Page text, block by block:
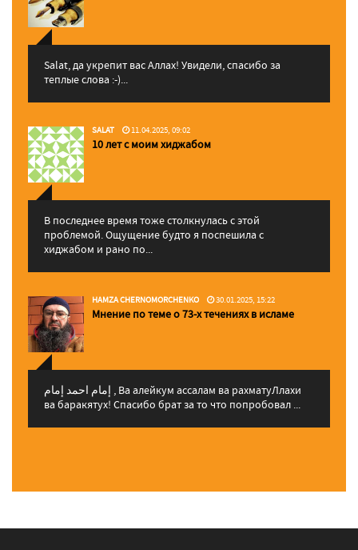
Salat, да укрепит вас Аллаx! Увидели, спасибо за
теплые слова :-)...
SALAT 11.04.2025, 09:02
10 лет с моим хиджабом
В последнее время тоже столкнулась с этой
проблемой. Ощущение будто я поспешила с
хиджабом и рано по...
HAMZA CHERNOMORCHENKO 30.01.2025, 15:22
Мнение по теме о 73-х течениях в исламе
إمام احمد إمام , Ва алейкум ассалам ва рахматуЛлахи
ва баракятух! Спасибо брат за то что попробовал ...